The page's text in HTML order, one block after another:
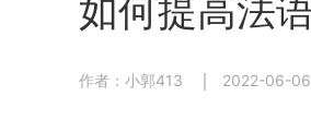
如何提高法
作者：小郭413 2022-06-